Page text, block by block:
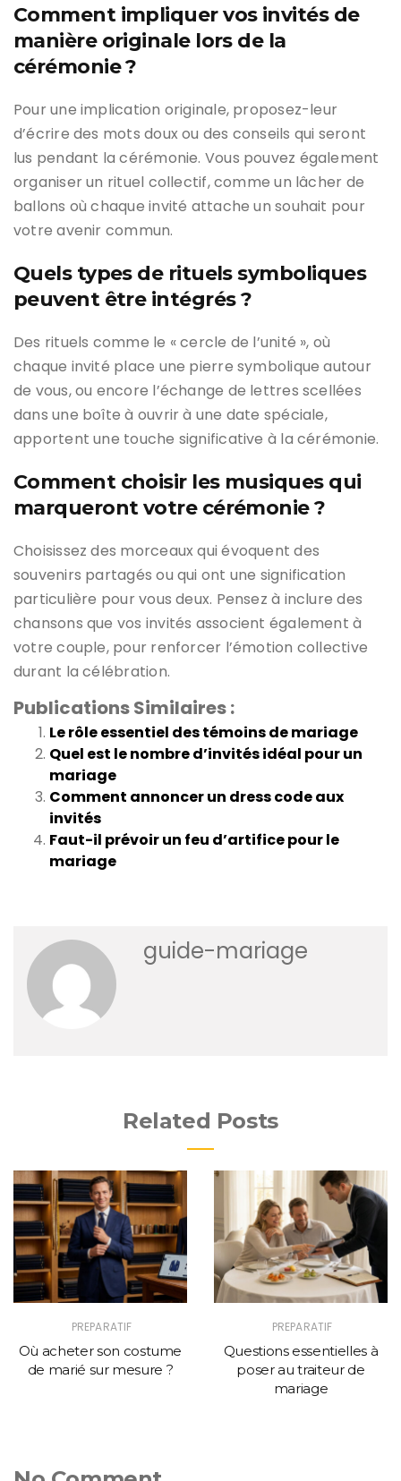
Comment impliquer vos invités de
manière originale lors de la
cérémonie ?
Pour une implication originale, proposez-leur
d’écrire des mots doux ou des conseils qui seront
lus pendant la cérémonie. Vous pouvez également
organiser un rituel collectif, comme un lâcher de
ballons où chaque invité attache un souhait pour
votre avenir commun.
Quels types de rituels symboliques
peuvent être intégrés ?
Des rituels comme le « cercle de l’unité », où
chaque invité place une pierre symbolique autour
de vous, ou encore l’échange de lettres scellées
dans une boîte à ouvrir à une date spéciale,
apportent une touche significative à la cérémonie.
Comment choisir les musiques qui
marqueront votre cérémonie ?
Choisissez des morceaux qui évoquent des
souvenirs partagés ou qui ont une signification
particulière pour vous deux. Pensez à inclure des
chansons que vos invités associent également à
votre couple, pour renforcer l’émotion collective
durant la célébration.
Publications Similaires :
Le rôle essentiel des témoins de mariage
Quel est le nombre d’invités idéal pour un
mariage
Comment annoncer un dress code aux
invités
Faut-il prévoir un feu d’artifice pour le
mariage
guide-mariage
Related Posts
PREPARATIF
Où acheter son costume
de marié sur mesure ?
PREPARATIF
Questions essentielles à
poser au traiteur de
mariage